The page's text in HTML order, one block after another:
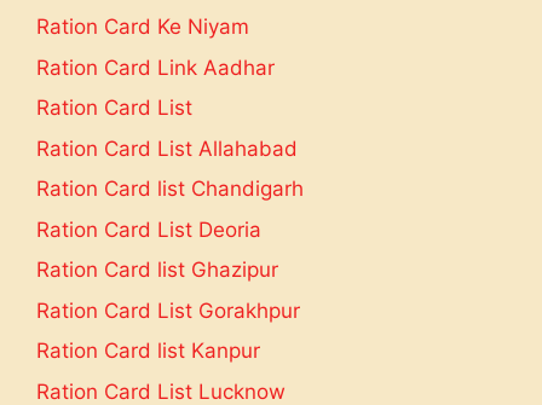
Ration Card Ke Niyam
Ration Card Link Aadhar
Ration Card List
Ration Card List Allahabad
Ration Card list Chandigarh
Ration Card List Deoria
Ration Card list Ghazipur
Ration Card List Gorakhpur
Ration Card list Kanpur
Ration Card List Lucknow